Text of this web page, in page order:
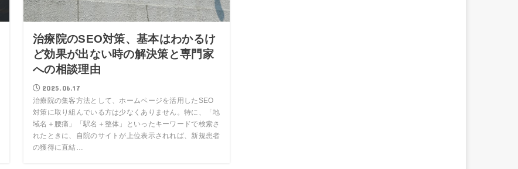
治療院のSEO対策、基本はわかるけ
ど効果が出ない時の解決策と専門家
への相談理由
2025.06.17
治療院の集客方法として、ホームページを活用したSEO
対策に取り組んでいる方は少なくありません。特に、「地
域名＋腰痛」「駅名＋整体」といったキーワードで検索さ
れたときに、自院のサイトが上位表示されれば、新規患者
の獲得に直結…